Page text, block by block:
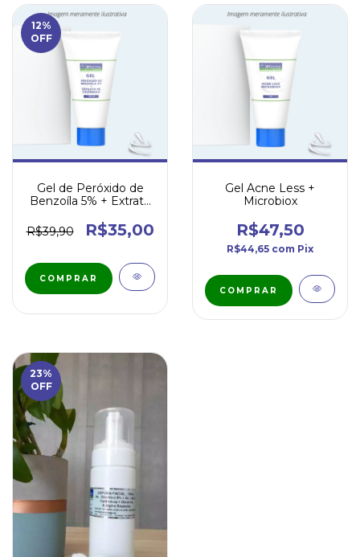
12%
OFF
Gel de Peróxido de
Benzoíla 5% + Extrato
R$39,90
R$35,00
Gel Acne Less +
Microbiox
R$47,50
R$44,65 com Pix
COMPRAR
23%
OFF